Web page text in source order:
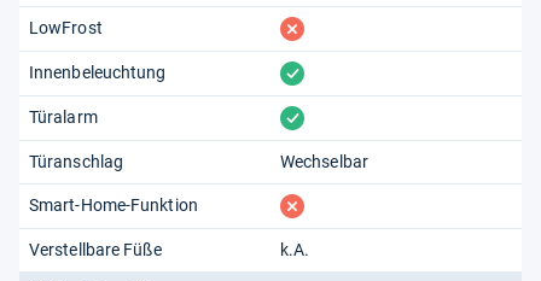
LowFrost fehlt
Innenbeleuchtung vorhanden
Türalarm vorhanden
Türanschlag Wechselbar
Smart-Home-Funktion fehlt
Verstellbare Füße k.A.